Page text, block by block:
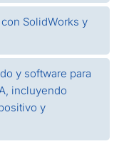
SolidWorks y
y software para
incluyendo
y